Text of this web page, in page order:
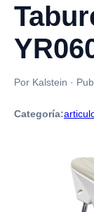
Por Kalstein ·
Categoría: